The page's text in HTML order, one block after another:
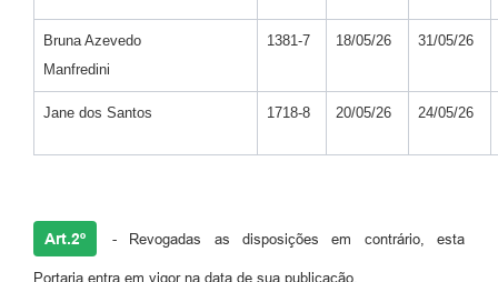
Bruna Azevedo
Manfredini
1381-7 18/05/26 31/05/26
Jane dos Santos 1718-8 20/05/26 24/05/26
Art.2º - Revogadas as disposições em contrário, esta
Portaria entra em vigor na data de sua publicação.